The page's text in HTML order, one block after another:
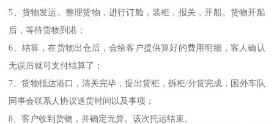
5、货物发运。整理货物，进行订舱，装柜，报关，开船。货物开船
后，等待货物到港；
6、结算，在货物出仓后，会给客户提供算好的费用明细，客人确认
无误后就可支付结算了；
7、货物抵达港口，清关完毕，提出货柜，拆柜/分货完成，国外车队
同事会联系人协议送货时间以及事项；
8、客户收到货物，并确定无异。该次托运结束。